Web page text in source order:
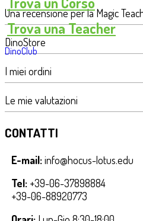
Trova una Teacher
DinoClub
Una recensione per la Magic
DinoStore
I miei ordini
Le mie valutazioni
CONTATTI
E-mail:info@hocus-lotus.edu
Tel: +39-06-37898884
+39-06-88920773